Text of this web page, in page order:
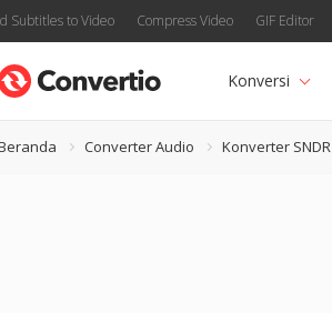
Subtitles to Video Compress Video GIF Editor
Konversi
Converter Audio Konverter SNDR